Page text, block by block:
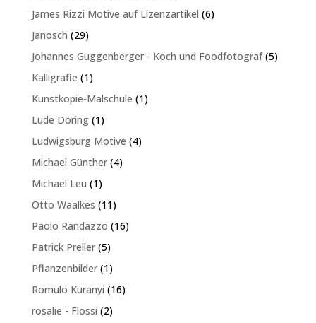
Produkte
James Rizzi Motive auf Lizenzartikel 66
Janosch 2929
Produkte
Johannes Guggenberger - Koch und Foodfotograf 55
Kalligrafie 11
Produkt
Kunstkopie-Malschule 11
Lude Döring 11
Produkt
Ludwigsburg Motive 44
Michael Günther 44
Michael Leu 11
Produkt
Otto Waalkes 1111
Produkte
Paolo Randazzo 1616
Patrick Preller 55
Produkte
Pflanzenbilder 11
Produkt
Romulo Kuranyi 1616
rosalie - Flossi 22